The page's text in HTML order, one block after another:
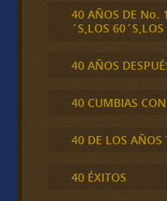
40 AÑOS DE No.
´S,LOS
40 AÑOS
40 CUMBIAS
40 DE LOS AÑOS
40 ÉXITOS